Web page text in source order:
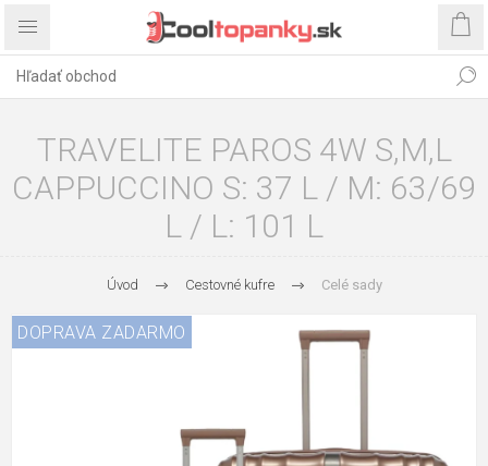
TRAVELITE PAROS 4W S,M,L
CAPPUCCINO S: 37 L / M: 63/69
L / L: 101 L
Úvod Cestovné kufre Celé sady
DOPRAVA ZADARMO